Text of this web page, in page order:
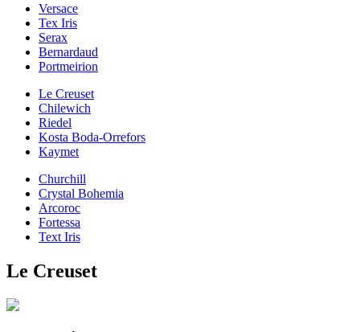
Versace
Tex Iris
Serax
Bernardaud
Portmeirion
Le Creuset
Chilewich
Riedel
Kosta Boda-Orrefors
Kaymet
Churchill
Crystal Bohemia
Arcoroc
Fortessa
Text Iris
Le Creuset